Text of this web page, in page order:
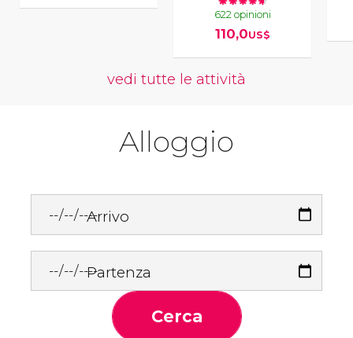
622 opinioni
110,0US$
vedi tutte le attività
Alloggio
Arrivo
Partenza
Cerca